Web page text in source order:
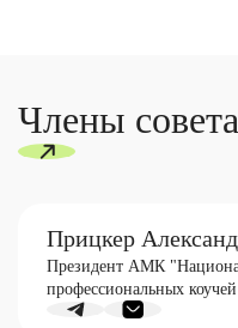
Члены
Прицкер
Президент АМК
профессиональных